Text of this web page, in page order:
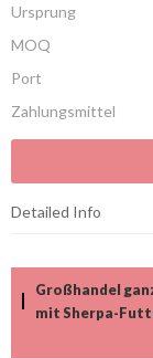
Ursprung
MOQ
Port
Zahlungsmittel
Detailed Info
Großhandel
mit Sherpa-